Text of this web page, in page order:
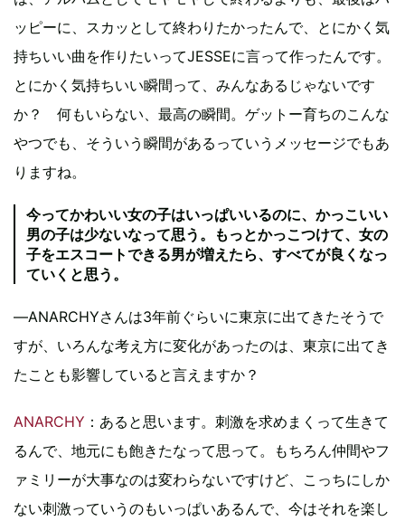
ッピーに、スカッとして終わりたかったんで、とにかく気
持ちいい曲を作りたいってJESSEに言って作ったんです。
とにかく気持ちいい瞬間って、みんなあるじゃないです
か？ 何もいらない、最高の瞬間。ゲットー育ちのこんな
やつでも、そういう瞬間があるっていうメッセージでもあ
りますね。
今ってかわいい女の子はいっぱいいるのに、かっこいい
男の子は少ないなって思う。もっとかっこつけて、女の
子をエスコートできる男が増えたら、すべてが良くなっ
ていくと思う。
―ANARCHYさんは3年前ぐらいに東京に出てきたそうで
すが、いろんな考え方に変化があったのは、東京に出てき
たことも影響していると言えますか？
ANARCHY ：あると思います。刺激を求めまくって生きて
るんで、地元にも飽きたなって思って。もちろん仲間やフ
ァミリーが大事なのは変わらないですけど、こっちにしか
ない刺激っていうのもいっぱいあるんで、今はそれを楽し